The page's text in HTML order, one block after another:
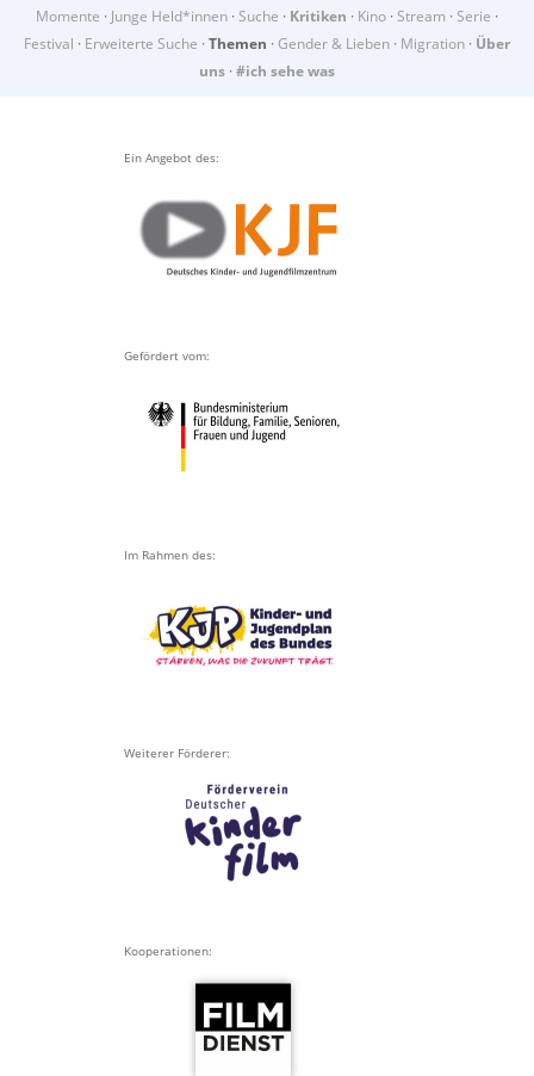
Momente · Junge Held*innen · Suche · Kritiken · Kino · Stream · Serie ·
Festival · Erweiterte Suche · Themen · Gender & Lieben · Migration · Über
uns · #ich sehe was
Ein Angebot des:
Gefördert vom:
Im Rahmen des:
Weiterer Förderer:
Kooperationen: